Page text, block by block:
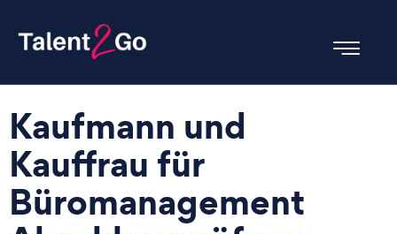
Kaufmann und
Kauffrau für
Büromanagement